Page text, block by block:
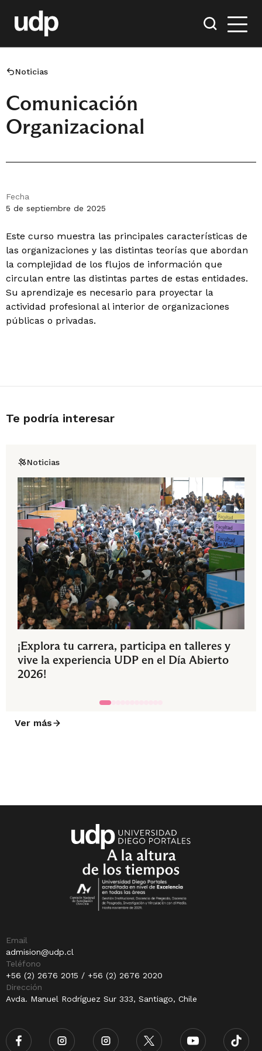
Noticias
Comunicación
Organizacional
Fecha
5 de septiembre de 2025
Este curso muestra las principales características de
las organizaciones y las distintas teorías que abordan
la complejidad de los flujos de información que
circulan entre las distintas partes de estas entidades.
Su aprendizaje es necesario para proyectar la
actividad profesional al interior de organizaciones
públicas o privadas.
Te podría interesar
Noticias
¡Explora tu carrera, participa en talleres y
vive la experiencia UDP en el Día Abierto
2026!
Ver más
Email
admision@udp.cl
Teléfono
+56 (2) 2676 2015 / +56 (2) 2676 2020
Dirección
Avda. Manuel Rodríguez Sur 333, Santiago, Chile